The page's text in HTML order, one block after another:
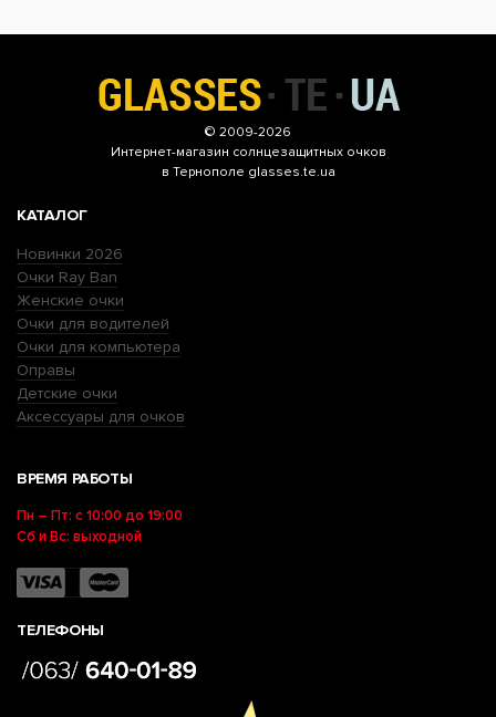
© 2009-2026
Интернет-магазин солнцезащитных очков
в Тернополе glasses.te.ua
КАТАЛОГ
Новинки 2026
Очки Ray Ban
Женские очки
Очки для водителей
Очки для компьютера
Оправы
Детские очки
Аксессуары для очков
ВРЕМЯ РАБОТЫ
Пн – Пт: с 10:00 до 19:00
Сб и Вс: выходной
ТЕЛЕФОНЫ